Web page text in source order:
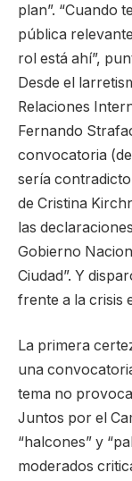
plan”. “Cuando
pública
rol está ahí”,
Desde el
Relaciones
Fernando
convocatoria
sería
de Cristina
las
Gobierno
Ciudad”. Y
frente a la crisis
La primera
una
tema no
Juntos por el
“halcones” y
moderados